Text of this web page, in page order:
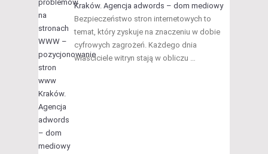
Kraków. Agencja adwords – dom mediowy
Bezpieczeństwo stron internetowych to
temat, który zyskuje na znaczeniu w dobie
cyfrowych zagrożeń. Każdego dnia
właściciele witryn stają w obliczu …